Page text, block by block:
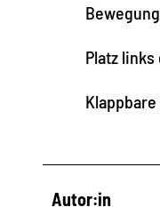
Platz
Autor:in